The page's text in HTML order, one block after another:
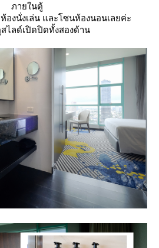
ภายในตู้
องนั่งเล่น และโซนห้องนอนเลยค่ะ
ไลด์เปิดปิดทั้งสองด้าน